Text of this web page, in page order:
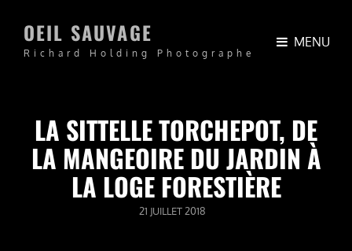
OEIL SAUVAGE
Richard Holding Photographe
MENU
LA SITTELLE TORCHEPOT, DE
LA MANGEOIRE DU JARDIN À
LA LOGE FORESTIÈRE
POSTED
21 JUILLET 2018